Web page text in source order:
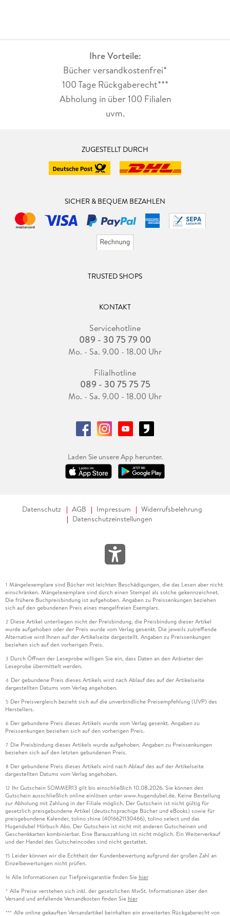
Ihre Vorteile:
Bücher versandkostenfrei*
100 Tage Rückgaberecht***
Abholung in über 100 Filialen
uvm.
ZUGESTELLT DURCH
SICHER & BEQUEM BEZAHLEN
TRUSTED SHOPS
KONTAKT
Servicehotline
089 - 30 75 79 00
Mo. - Sa. 9.00 - 18.00 Uhr
Filialhotline
089 - 30 75 75 75
Mo. - Sa. 9.00 - 18.00 Uhr
Laden Sie unsere App herunter.
Datenschutz AGB Impressum
Widerrufsbelehrung
Datenschutzeinstellungen
1 Mängelexemplare sind Bücher mit leichten Beschädigungen, die das Lesen aber nicht
einschränken. Mängelexemplare sind durch einen Stempel als solche gekennzeichnet.
Die frühere Buchpreisbindung ist aufgehoben. Angaben zu Preissenkungen beziehen
sich auf den gebundenen Preis eines mangelfreien Exemplars.
2 Diese Artikel unterliegen nicht der Preisbindung, die Preisbindung dieser Artikel
wurde aufgehoben oder der Preis wurde vom Verlag gesenkt. Die jeweils zutreffende
Alternative wird Ihnen auf der Artikelseite dargestellt. Angaben zu Preissenkungen
beziehen sich auf den vorherigen Preis.
3 Durch Öffnen der Leseprobe willigen Sie ein, dass Daten an den Anbieter der
Leseprobe übermittelt werden.
4 Der gebundene Preis dieses Artikels wird nach Ablauf des auf der Artikelseite
dargestellten Datums vom Verlag angehoben.
5 Der Preisvergleich bezieht sich auf die unverbindliche Preisempfehlung (UVP) des
Herstellers.
6 Der gebundene Preis dieses Artikels wurde vom Verlag gesenkt. Angaben zu
Preissenkungen beziehen sich auf den vorherigen Preis.
7 Die Preisbindung dieses Artikels wurde aufgehoben. Angaben zu Preissenkungen
beziehen sich auf den letzten gebundenen Preis.
8 Der gebundene Preis dieses Artikels wird nach Ablauf des auf der Artikelseite
dargestellten Datums vom Verlag angehoben.
12 Ihr Gutschein SOMMER13 gilt bis einschließlich 10.08.2026. Sie können den
Gutschein ausschließlich online einlösen unter www.hugendubel.de. Keine Bestellung
zur Abholung mit Zahlung in der Filiale möglich. Der Gutschein ist nicht gültig für
gesetzlich preisgebundene Artikel (deutschsprachige Bücher und eBooks) sowie für
preisgebundene Kalender, tolino shine (4016621130466), tolino select und das
Hugendubel Hörbuch Abo. Der Gutschein ist nicht mit anderen Gutscheinen und
Geschenkkarten kombinierbar. Eine Barauszahlung ist nicht möglich. Ein Weiterverkauf
und der Handel des Gutscheincodes sind nicht gestattet.
15 Leider können wir die Echtheit der Kundenbewertung aufgrund der großen Zahl an
Einzelbewertungen nicht prüfen.
16 Alle Informationen zur Tiefpreisgarantie finden Sie hier
* Alle Preise verstehen sich inkl. der gesetzlichen MwSt. Informationen über den
Versand und anfallende Versandkosten finden Sie hier
*** Alle online gekauften Versandartikel beinhalten ein erweitertes Rückgaberecht von